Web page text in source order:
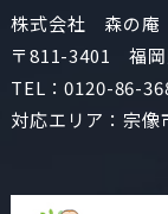
株式会社 森の庵
〒811-3401 福岡
TEL：0120-86-
対応エリア：宗